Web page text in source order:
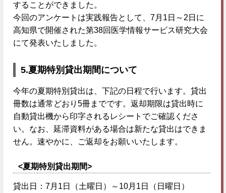
することができました。
今回のアンケートは実践報告として、7月1日～2日に
高知県で開催された第38回医学情報サービス研究大会
にて発表いたしました。
5.夏期特別貸出期間について
今年の夏期特別貸出は、下記の日程で行います。貸出
冊数は通常どおり5冊までです。返却期限は貸出時に
自動貸出機から印字されるレシートでご確認くださ
い。なお、延滞資料がある場合は新たな貸出はできま
せん。速やかに、ご返却をお願いいたします。
<夏期特別貸出期間>
貸出日：7月1日（土曜日）～10月1日（日曜日）